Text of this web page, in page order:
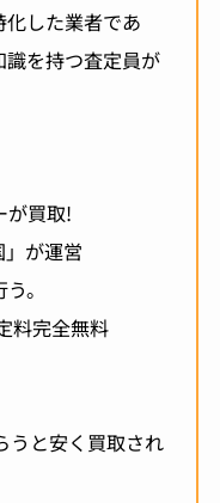
した業者であ
識を持つ査定員が
が買取!
」が運営
。
料完全無料
うと安く買取され